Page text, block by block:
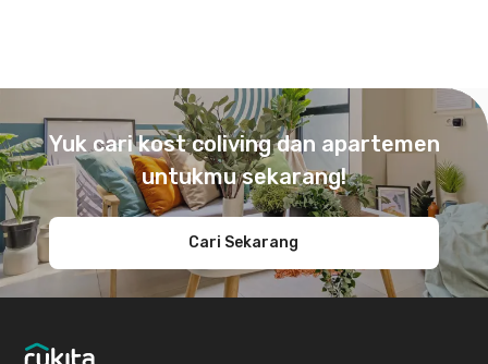
Yuk cari kost coliving dan apartemen
untukmu sekarang!
Cari Sekarang